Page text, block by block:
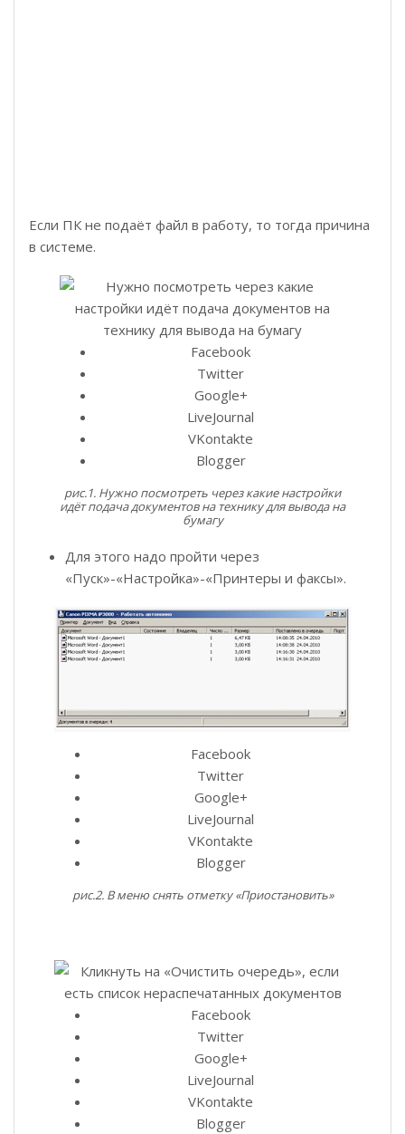
Если ПК не подаёт файл в работу, то тогда причина
в системе.
Facebook
Twitter
Google+
LiveJournal
VKontakte
Blogger
рис.1. Нужно посмотреть через какие настройки
идёт подача документов на технику для вывода на
бумагу
Для этого надо пройти через
«Пуск»-«Настройка»-«Принтеры и факсы».
Facebook
Twitter
Google+
LiveJournal
VKontakte
Blogger
рис.2. В меню снять отметку «Приостановить»
Facebook
Twitter
Google+
LiveJournal
VKontakte
Blogger